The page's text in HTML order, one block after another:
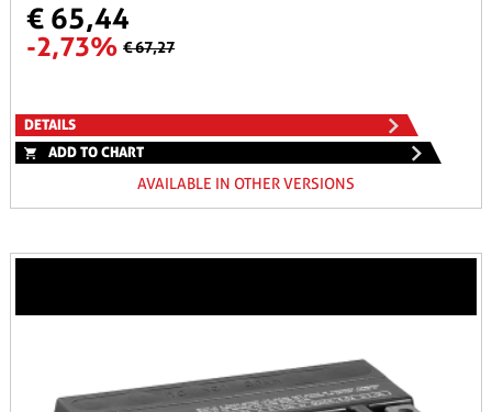
€ 65,44
-2,73% € 67,27
DETAILS
ADD TO CHART
AVAILABLE IN OTHER VERSIONS